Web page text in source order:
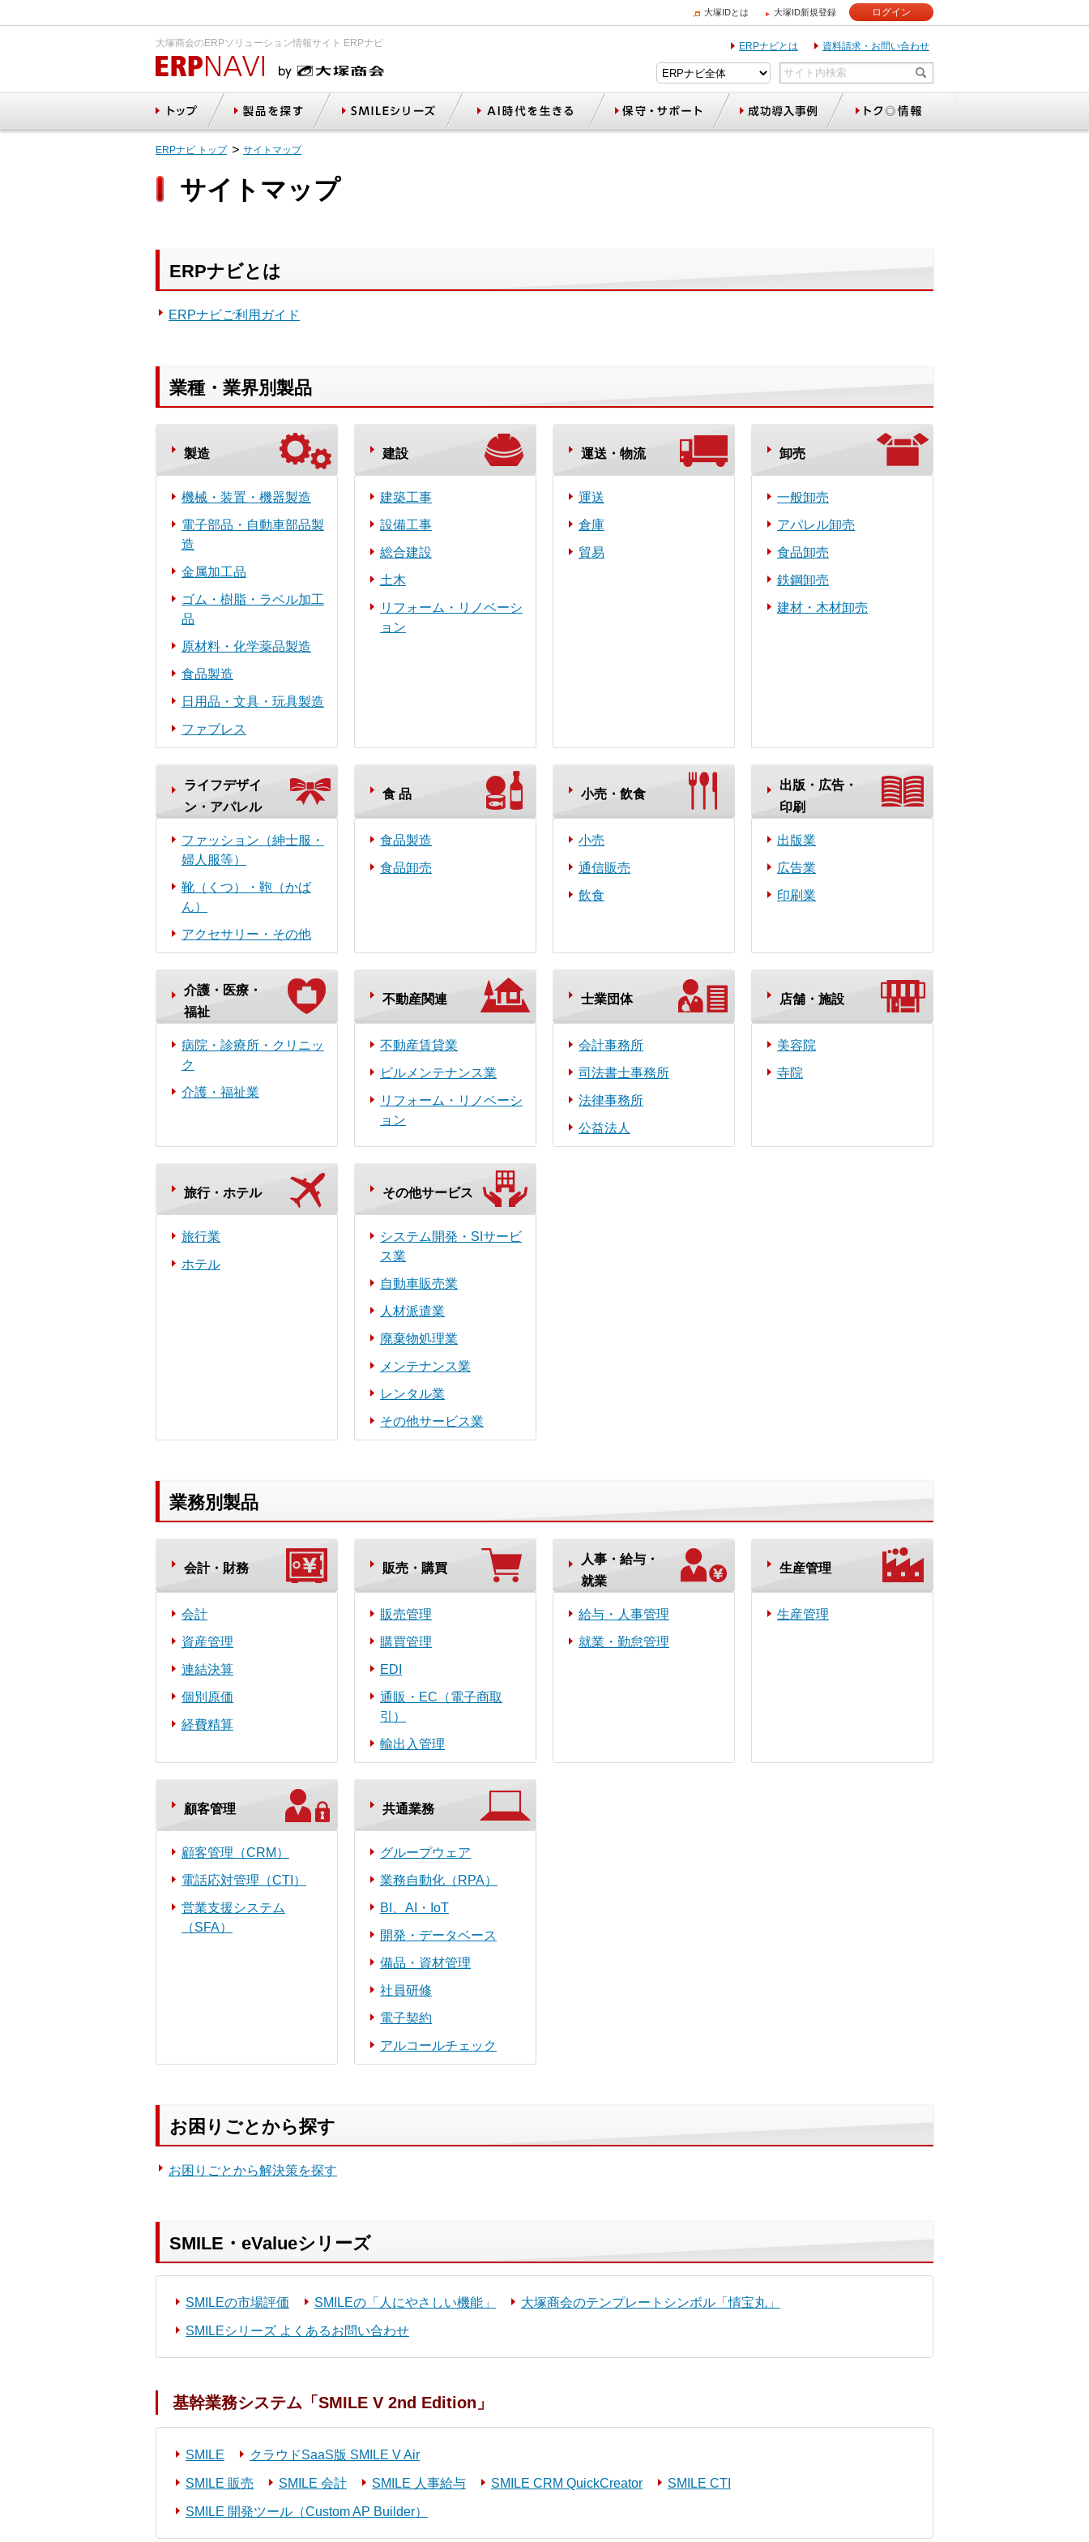
大塚IDとは 大塚ID新規登録 ログイン
大塚商会のERPソリューション情報サイト ERPナビ ERPナビとは 資料請求・お問い合わせ
ERPナビ トップ サイトマップ
サイトマップ
ERPナビとは
ERPナビご利用ガイド
業種・業界別製品
製造
機械・装置・機器製造
電子部品・自動車部品製
造
金属加工品
ゴム・樹脂・ラベル加工
品
原材料・化学薬品製造
食品製造
日用品・文具・玩具製造
ファブレス
建設
建築工事
設備工事
総合建設
土木
リフォーム・リノベーシ
ョン
運送・物流
運送
倉庫
貿易
卸売
一般卸売
アパレル卸売
食品卸売
鉄鋼卸売
建材・木材卸売
ライフデザイ
ン・アパレル
ファッション（紳士服・
婦人服等）
靴（くつ）・鞄（かば
ん）
アクセサリー・その他
食 品
食品製造
食品卸売
小売・飲食
小売
通信販売
飲食
出版・広告・
印刷
出版業
広告業
印刷業
介護・医療・
福祉
病院・診療所・クリニッ
ク
介護・福祉業
不動産関連
不動産賃貸業
ビルメンテナンス業
リフォーム・リノベーシ
ョン
士業団体
会計事務所
司法書士事務所
法律事務所
公益法人
店舗・施設
美容院
寺院
旅行・ホテル
旅行業
ホテル
その他サービス
システム開発・SIサービ
ス業
自動車販売業
人材派遣業
廃棄物処理業
メンテナンス業
レンタル業
その他サービス業
業務別製品
会計・財務
会計
資産管理
連結決算
個別原価
経費精算
販売・購買
販売管理
購買管理
EDI
通販・EC（電子商取
引）
輸出入管理
人事・給与・
就業
給与・人事管理
就業・勤怠管理
生産管理
生産管理
顧客管理
顧客管理（CRM）
電話応対管理（CTI）
営業支援システム
（SFA）
共通業務
グループウェア
業務自動化（RPA）
BI、AI・IoT
開発・データベース
備品・資材管理
社員研修
電子契約
アルコールチェック
お困りごとから探す
お困りごとから解決策を探す
SMILE・eValueシリーズ
SMILEの市場評価 SMILEの「人にやさしい機能」 大塚商会のテンプレートシンボル「情宝丸」
SMILEシリーズ よくあるお問い合わせ
基幹業務システム「SMILE V 2nd Edition」
SMILE クラウドSaaS版 SMILE V Air
SMILE 販売 SMILE 会計 SMILE 人事給与 SMILE CRM QuickCreator SMILE CTI
SMILE 開発ツール（Custom AP Builder）